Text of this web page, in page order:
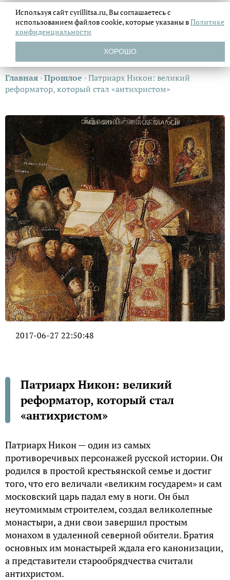
Главная ›Прошлое ›Патриарх Никон: великий
реформатор, который стал «антихристом»
2017-06-27 22:50:48
Патриарх Никон: великий
реформатор, который стал
«антихристом»
Патриарх Никон — один из самых
противоречивых персонажей русской истории. Он
родился в простой крестьянской семье и достиг
того, что его величали «великим государем» и сам
московский царь падал ему в ноги. Он был
неутомимым строителем, создал великолепные
монастыри, а дни свои завершил простым
монахом в удаленной северной обители. Братия
основных им монастырей ждала его канонизации,
а представители старообрядчества считали
антихристом.
Используя сайт cyrillitsa.ru, Вы соглашаетесь с
использованием файловcookie, которые указаны вПолитике
конфиденциальности
ХОРОШО